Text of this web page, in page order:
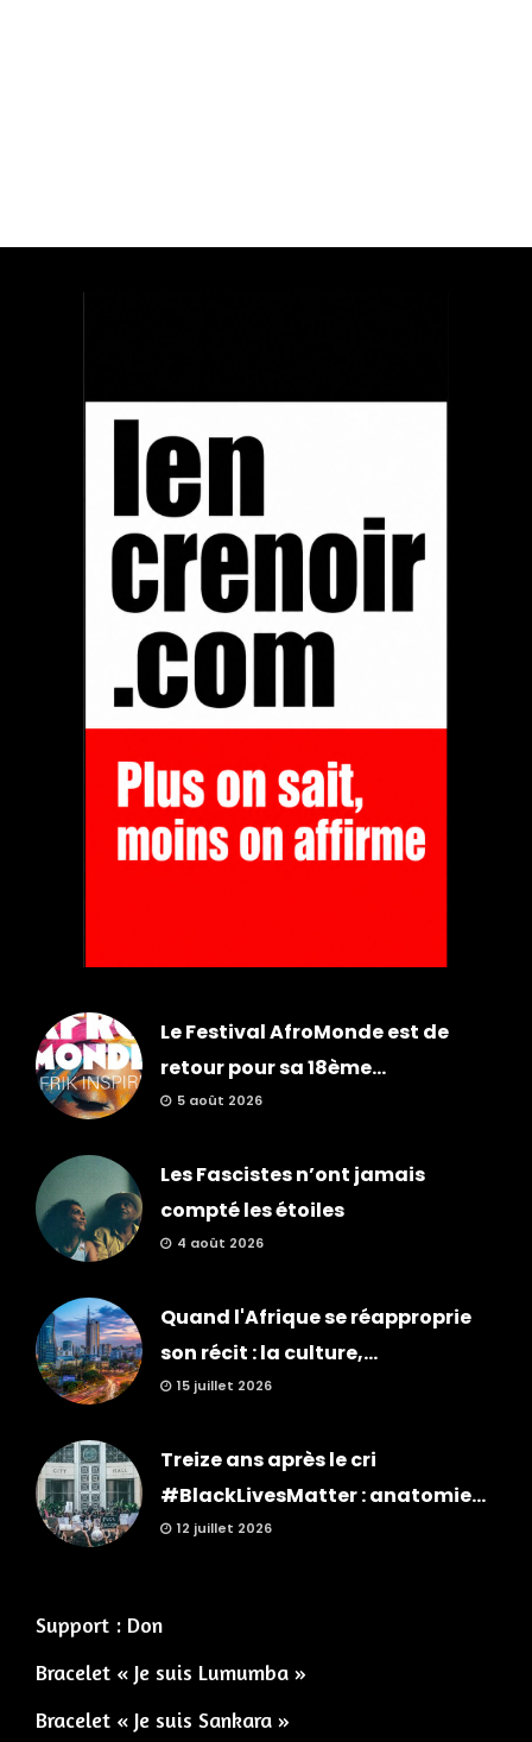
Le Festival AfroMonde est de
retour pour sa 18ème...
5 août 2026
Les Fascistes n’ont jamais
compté les étoiles
4 août 2026
Quand l'Afrique se réapproprie
son récit : la culture,...
15 juillet 2026
Treize ans après le cri
#BlackLivesMatter : anatomie...
12 juillet 2026
Support : Don
Bracelet « Je suis Lumumba »
Bracelet « Je suis Sankara »